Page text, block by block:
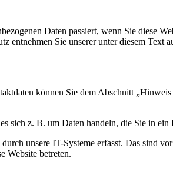
Daten passiert, wenn Sie diese
Sie unserer unter diesem Text
können Sie dem Abschnitt
sich z. B. um Daten handeln, die Sie in
unsere IT-Systeme erfasst. Das sind
Website betreten.